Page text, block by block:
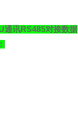
通讯RS485对接数据